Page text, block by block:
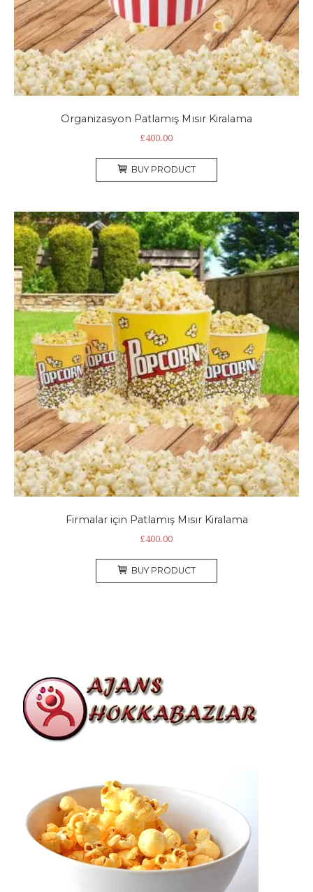
Organizasyon Patlamış Mısır Kiralama
£400.00
BUY PRODUCT
Firmalar için Patlamış Mısır Kiralama
£400.00
BUY PRODUCT